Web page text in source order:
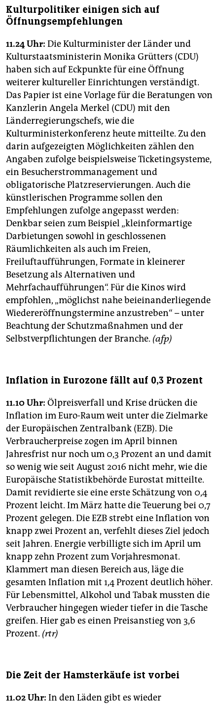
Kulturpolitiker einigen sich auf
Öffnungsempfehlungen
11.24 Uhr: Die Kulturminister der Länder und
Kulturstaatsministerin Monika Grütters (CDU)
haben sich auf Eckpunkte für eine Öffnung
weiterer kultureller Einrichtungen verständigt.
Das Papier ist eine Vorlage für die Beratungen von
Kanzlerin Angela Merkel (CDU) mit den
Länderregierungschefs, wie die
Kulturministerkonferenz heute mitteilte. Zu den
darin aufgezeigten Möglichkeiten zählen den
Angaben zufolge beispielsweise Ticketingsysteme,
ein Besucherstrommanagement und
obligatorische Platzreservierungen. Auch die
künstlerischen Programme sollen den
Empfehlungen zufolge angepasst werden:
Denkbar seien zum Beispiel „kleinformartige
Darbietungen sowohl in geschlossenen
Räumlichkeiten als auch im Freien,
Freiluftaufführungen, Formate in kleinerer
Besetzung als Alternativen und
Mehrfachaufführungen“. Für die Kinos wird
empfohlen, „möglichst nahe beieinanderliegende
Wiedereröffnungstermine anzustreben“ – unter
Beachtung der Schutzmaßnahmen und der
Selbstverpflichtungen der Branche. (afp)
Inflation in Eurozone fällt auf 0,3 Prozent
11.10 Uhr: Ölpreisverfall und Krise drücken die
Inflation im Euro-Raum weit unter die Zielmarke
der Europäischen Zentralbank (EZB). Die
Verbraucherpreise zogen im April binnen
Jahresfrist nur noch um 0,3 Prozent an und damit
so wenig wie seit August 2016 nicht mehr, wie die
Europäische Statistikbehörde Eurostat mitteilte.
Damit revidierte sie eine erste Schätzung von 0,4
Prozent leicht. Im März hatte die Teuerung bei 0,7
Prozent gelegen. Die EZB strebt eine Inflation von
knapp zwei Prozent an, verfehlt dieses Ziel jedoch
seit Jahren. Energie verbilligte sich im April um
knapp zehn Prozent zum Vorjahresmonat.
Klammert man diesen Bereich aus, läge die
gesamten Inflation mit 1,4 Prozent deutlich höher.
Für Lebensmittel, Alkohol und Tabak mussten die
Verbraucher hingegen wieder tiefer in die Tasche
greifen. Hier gab es einen Preisanstieg von 3,6
Prozent. (rtr)
Die Zeit der Hamsterkäufe ist vorbei
11.02 Uhr: In den Läden gibt es wieder